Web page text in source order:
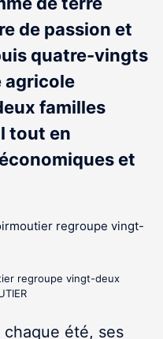
de passion et
quatre-vingts
agricole
familles
tout en
et
regroupe vingt-deux
été, ses